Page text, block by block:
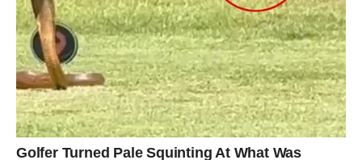
NOVAC I POSAO – MART JE
BIKOV MESEC OPIPLJIVIH
POBEDA
Bik je znak koji najbolje oseća materijalni tok. U martu